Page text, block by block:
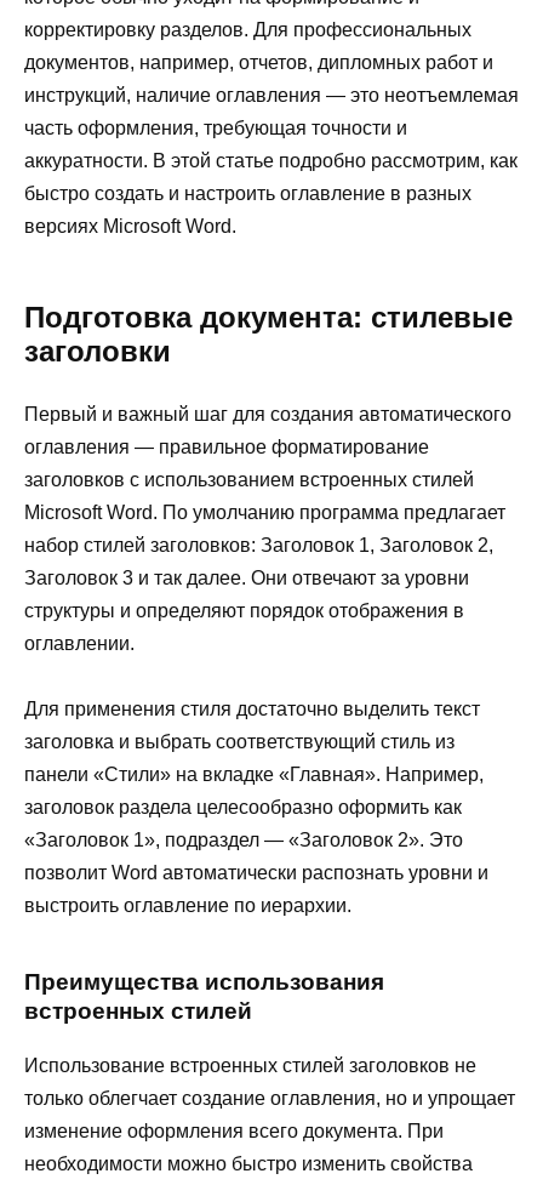
корректировку разделов. Для профессиональных
документов, например, отчетов, дипломных работ и
инструкций, наличие оглавления — это неотъемлемая
часть оформления, требующая точности и
аккуратности. В этой статье подробно рассмотрим, как
быстро создать и настроить оглавление в разных
версиях Microsoft Word.
Подготовка документа: стилевые
заголовки
Первый и важный шаг для создания автоматического
оглавления — правильное форматирование
заголовков с использованием встроенных стилей
Microsoft Word. По умолчанию программа предлагает
набор стилей заголовков: Заголовок 1, Заголовок 2,
Заголовок 3 и так далее. Они отвечают за уровни
структуры и определяют порядок отображения в
оглавлении.
Для применения стиля достаточно выделить текст
заголовка и выбрать соответствующий стиль из
панели «Стили» на вкладке «Главная». Например,
заголовок раздела целесообразно оформить как
«Заголовок 1», подраздел — «Заголовок 2». Это
позволит Word автоматически распознать уровни и
выстроить оглавление по иерархии.
Преимущества использования
встроенных стилей
Использование встроенных стилей заголовков не
только облегчает создание оглавления, но и упрощает
изменение оформления всего документа. При
необходимости можно быстро изменить свойства